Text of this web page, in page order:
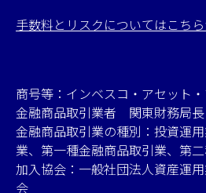
手数料とリスクについてはこち
商号等：インベスコ・アセット
金融商品取引業者 関東財務局
金融商品取引業の種別：投資運
業、第一種金融商品取引業、第
加入協会：一般社団法人資産運
会